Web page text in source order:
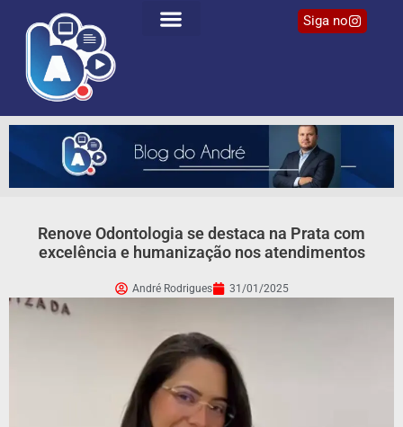
Siga no
Renove Odontologia se destaca na Prata com
excelência e humanização nos atendimentos
André Rodrigues 31/01/2025